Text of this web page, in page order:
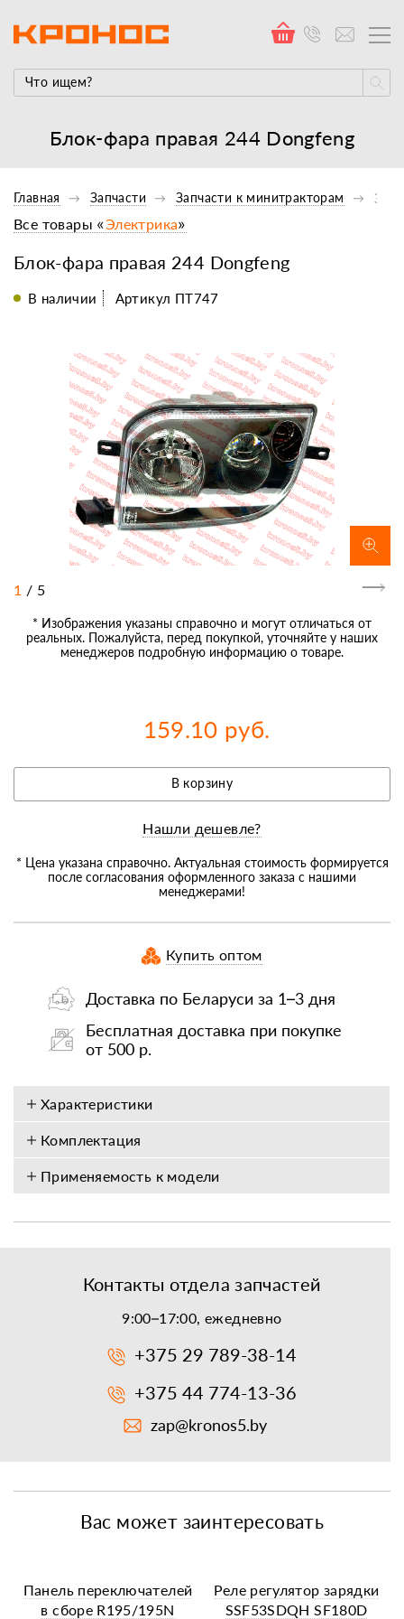
Блок-фара правая 244 Dongfeng
Главная Запчасти Запчасти к минитракторам
Блок-фара правая 244 Dongfeng
Все товары «Электрика»
В наличии Артикул ПТ747
1 / 5
* Изображения указаны справочно и могут отличаться от
реальных. Пожалуйста, перед покупкой, уточняйте у наших
менеджеров подробную информацию о товаре.
159.10 руб.
В корзину
Нашли дешевле?
* Цена указана справочно. Актуальная стоимость формируется
после согласования оформленного заказа с нашими
менеджерами!
Купить оптом
Доставка по Беларуси за 1–3 дня
Бесплатная доставка при покупке
от 500 р.
Характеристики
Комплектация
Применяемость к модели
Контакты отдела запчастей
9:00–17:00, ежедневно
+375 29 789-38-14
+375 44 774-13-36
zap@kronos5.by
Вас может заинтересовать
Панель переключателей
в сборе R195/195N
Реле регулятор зарядки
SSF53SDQH SF180D